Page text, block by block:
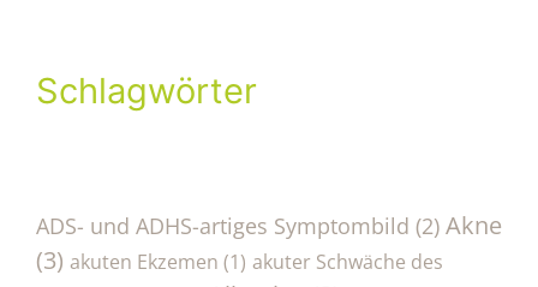
Schlagwörter
ADS- und ADHS-artiges Symptombild (2) Akne
(3) akuten Ekzemen (1) akuter Schwäche des